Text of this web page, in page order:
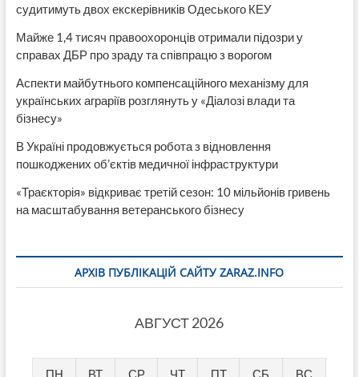
судитимуть двох екскерівників Одеського КЕУ
Майже 1,4 тисяч правоохоронців отримали підозри у
справах ДБР про зраду та співпрацю з ворогом
Аспекти майбутнього компенсаційного механізму для
українських аграріїв розглянуть у «Діалозі влади та
бізнесу»
В Україні продовжується робота з відновлення
пошкоджених об’єктів медичної інфраструктури
«Траєкторія» відкриває третій сезон: 10 мільйонів гривень
на масштабування ветеранського бізнесу
АРХІВ ПУБЛІКАЦІЙ САЙТУ ZARAZ.INFO
АВГУСТ 2026
ПН ВТ СР ЧТ ПТ СБ ВС